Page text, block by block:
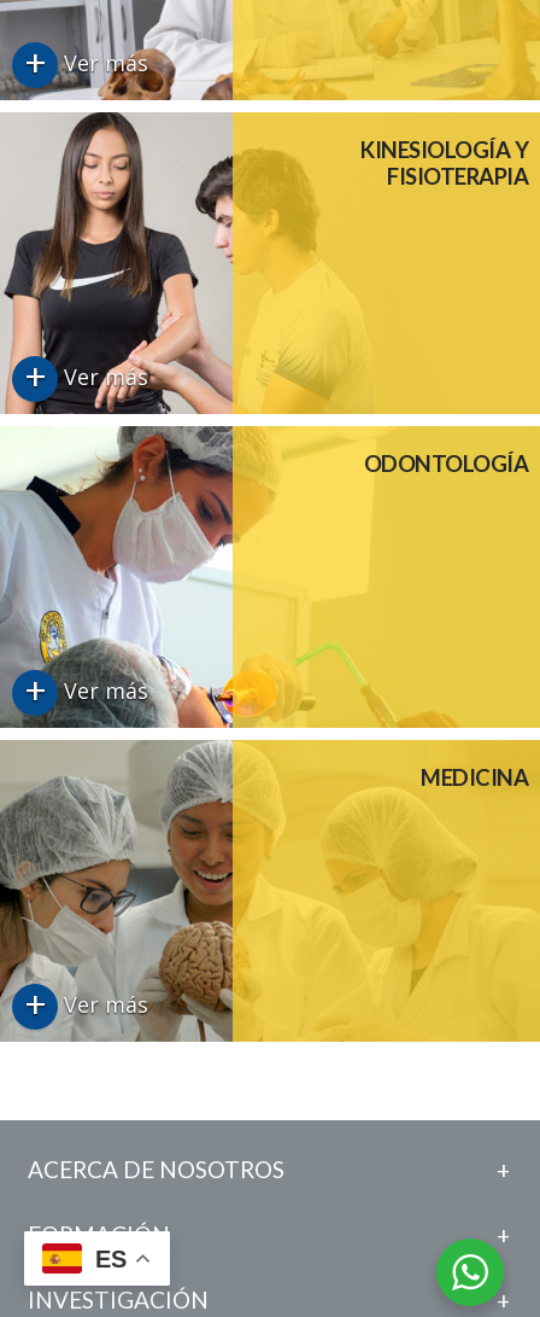
+ Ver más
KINESIOLOGÍA Y
FISIOTERAPIA
+ Ver más
ODONTOLOGÍA
+ Ver más
MEDICINA
+ Ver más
ACERCA DE NOSOTROS
FORMACIÓN
INVESTIGACIÓN
ES